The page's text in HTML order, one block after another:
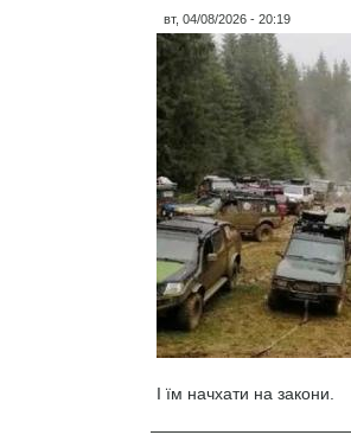
вт, 04/08/2026 - 20:19
І їм начхати на закони.